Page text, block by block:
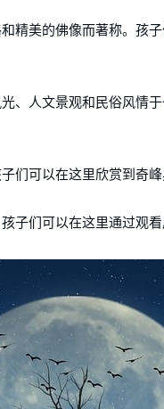
精美的佛像而著称。孩
、人文景观和民俗风情
们可以在这里欣赏到奇峰
子们可以在这里通过观